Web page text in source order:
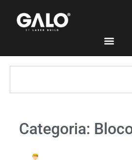
Categoria: